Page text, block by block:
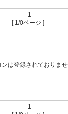
1
[ 1/0ページ ]
ンは登録されておりま
1